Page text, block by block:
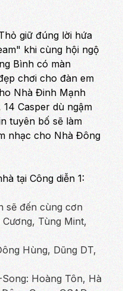
giữ đúng lời hứa
khi cùng hội ngộ
Bình có màn
chơi cho đàn em
Nhà Đinh Mạnh
Casper dù ngậm
tuyên bố sẽ làm
nhạc cho Nhà Đông
tại Công diễn 1:
sẽ đến cùng cơn
Tùng Mint,
Hùng, Dũng DT,
Song: Hoàng Tôn, Hà